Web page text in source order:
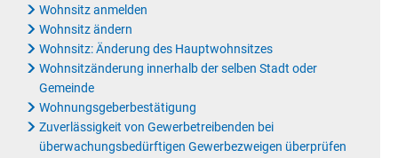
Wohnsitz anmelden
Wohnsitz ändern
Wohnsitz: Änderung des Hauptwohnsitzes
Wohnsitzänderung innerhalb der selben Stadt oder
Gemeinde
Wohnungsgeberbestätigung
Zuverlässigkeit von Gewerbetreibenden bei
überwachungsbedürftigen Gewerbezweigen überprüfen